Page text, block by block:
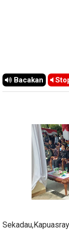
Bacakan